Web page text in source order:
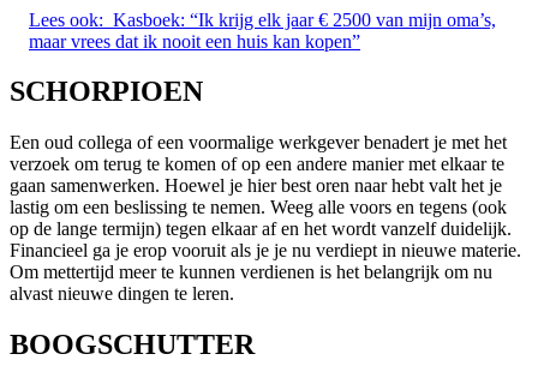
Lees ook: Kasboek: “Ik krijg elk jaar € 2500 van mijn oma’s,
maar vrees dat ik nooit een huis kan kopen”
SCHORPIOEN
Een oud collega of een voormalige werkgever benadert je met het
verzoek om terug te komen of op een andere manier met elkaar te
gaan samenwerken. Hoewel je hier best oren naar hebt valt het je
lastig om een beslissing te nemen. Weeg alle voors en tegens (ook
op de lange termijn) tegen elkaar af en het wordt vanzelf duidelijk.
Financieel ga je erop vooruit als je je nu verdiept in nieuwe materie.
Om mettertijd meer te kunnen verdienen is het belangrijk om nu
alvast nieuwe dingen te leren.
BOOGSCHUTTER